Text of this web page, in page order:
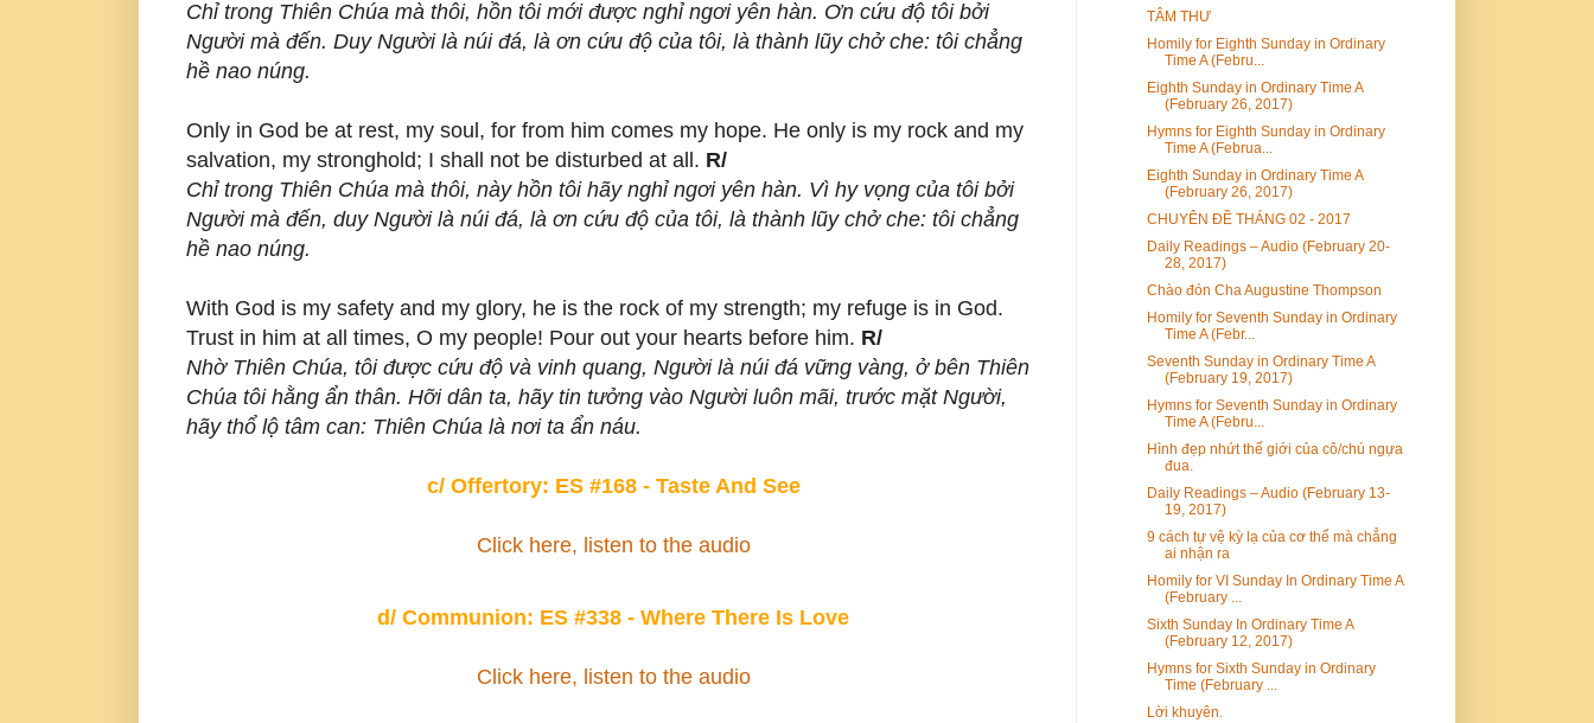
Chỉ trong Thiên Chúa mà thôi, hồn tôi mới được nghỉ ngơi yên hàn. Ơn cứu độ tôi bởi
Người mà đến. Duy Người là núi đá, là ơn cứu độ của tôi, là thành lũy chở che: tôi chẳng
hề nao núng.
Only in God be at rest, my soul, for from him comes my hope. He only is my rock and my
salvation, my stronghold; I shall not be disturbed at all . R/
Chỉ trong Thiên Chúa mà thôi, này hồn tôi hãy nghỉ ngơi yên hàn. Vì hy vọng của tôi bởi
Người mà đến, duy Người là núi đá, là ơn cứu độ của tôi, là thành lũy chở che: tôi chẳng
hề nao núng.
With God is my safety and my glory, he is the rock of my strength; my refuge is in God.
Trust in him at all times, O my people! Pour out your hearts before him. R/
Nhờ Thiên Chúa, tôi được cứu độ và vinh quang, Người là núi đá vững vàng, ở bên Thiên
Chúa tôi hằng ẩn thân. Hỡi dân ta, hãy tin tưởng vào Người luôn mãi, trước mặt Người,
hãy thổ lộ tâm can: Thiên Chúa là nơi ta ẩn náu.
c/ Offertory: ES #168 - Taste And See
Click here, listen to the audio
d/ Communion: ES #338 - Where There Is Love
Click here, listen to the audio
TÂM THƯ
Homily for Eighth Sunday in Ordinary
Time A (Febru...
Eighth Sunday in Ordinary Time A
(February 26, 2017)
Hymns for Eighth Sunday in Ordinary
Time A (Februa...
Eighth Sunday in Ordinary Time A
(February 26, 2017)
CHUYÊN ĐỀ THÁNG 02 - 2017
Daily Readings – Audio (February 20-
28, 2017)
Chào đón Cha Augustine Thompson
Homily for Seventh Sunday in Ordinary
Time A (Febr...
Seventh Sunday in Ordinary Time A
(February 19, 2017)
Hymns for Seventh Sunday in Ordinary
Time A (Febru...
Hình đẹp nhứt thế giới của cô/chú ngựa
đua.
Daily Readings – Audio (February 13-
19, 2017)
9 cách tự vệ kỳ lạ của cơ thể mà chẳng
ai nhận ra
Homily for VI Sunday In Ordinary Time A
(February ...
Sixth Sunday In Ordinary Time A
(February 12, 2017)
Hymns for Sixth Sunday in Ordinary
Time (February ...
Lời khuyên.